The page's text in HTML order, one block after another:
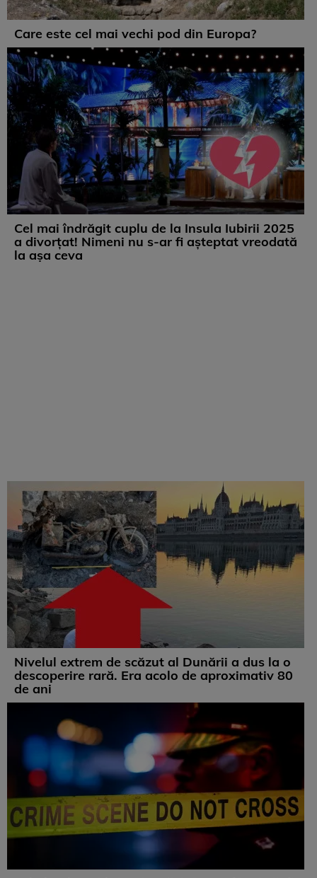
Care este cel mai vechi pod din Europa?
Cel mai îndrăgit cuplu de la Insula Iubirii 2025
a divorțat! Nimeni nu s-ar fi așteptat vreodată
la așa ceva
Nivelul extrem de scăzut al Dunării a dus la o
descoperire rară. Era acolo de aproximativ 80
de ani